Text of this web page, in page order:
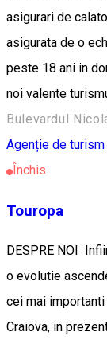
asigurari de
asigurata de o
peste 18 ani in
noi valente
Bulevardul
Agenție de turism
Închis
Touropa
DESPRE NOI
o evolutie
cei mai
Craiova, in